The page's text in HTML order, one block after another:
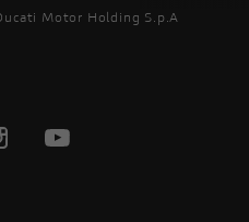
Motor Holding S.p.A